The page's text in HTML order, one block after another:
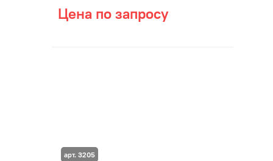
Цена по запросу
арт. 3205